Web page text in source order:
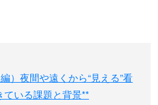
）夜間や遠くから“見える”看
いる課題と背景**